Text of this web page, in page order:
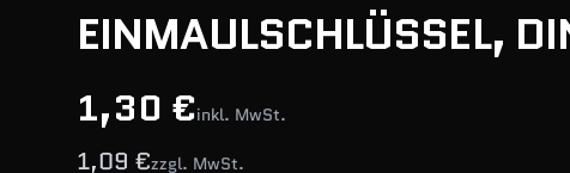
EINMAULSCHLÜSSEL,
1,30 €inkl. MwSt.
1,09 €zzgl. MwSt.